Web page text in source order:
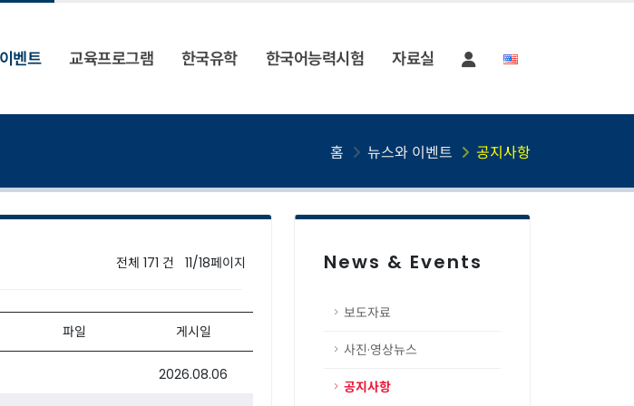
벤트 교육프로그램 한국유학 한국어능력시험 자료실
홈 뉴스와 이벤트 공지사항
News & Events
보도자료
사진·영상뉴스
공지사항
전체 171 건 11/18페이지
파일 게시일
2026.08.06